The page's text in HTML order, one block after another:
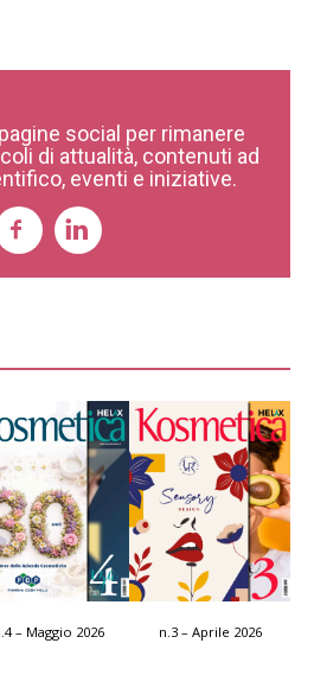
social per rimanere
di attualità, contenuti ad
eventi e iniziative.
– Maggio 2026 n.3 – Aprile 2026